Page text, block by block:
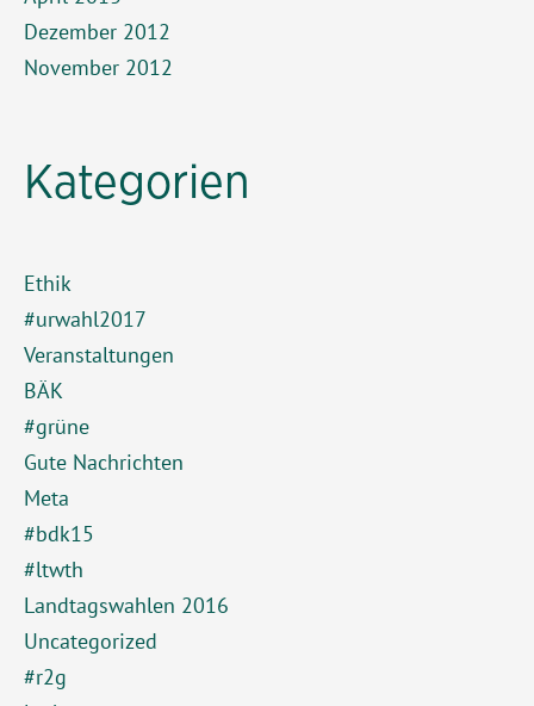
Dezember 2012
November 2012
Kategorien
Ethik
#urwahl2017
Veranstaltungen
BÄK
#grüne
Gute Nachrichten
Meta
#bdk15
#ltwth
Landtagswahlen 2016
Uncategorized
#r2g